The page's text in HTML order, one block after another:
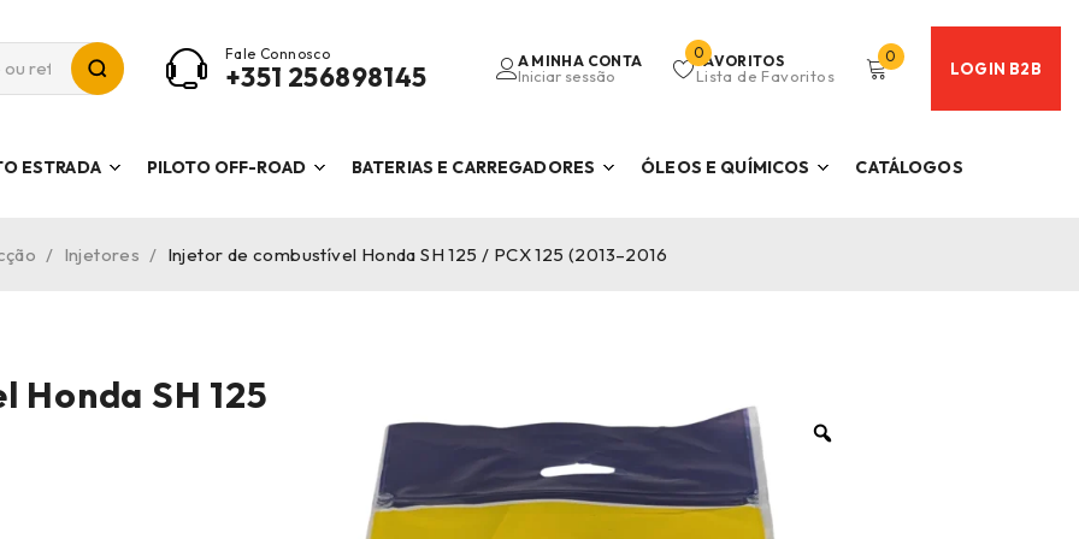
Fale Connosco
+351 256898145 A MINHA CONTA
Iniciar sessão
0
FAVORITOS
Lista de Favoritos
0
LOGIN B2B
ESTRADA PILOTO OFF-ROAD BATERIAS E CARREGADORES ÓLEOS E QUÍMICOS CATÁLOGOS
/ Injetores / Injetor de combustível Honda SH 125 / PCX 125 (2013–2016
SH 125